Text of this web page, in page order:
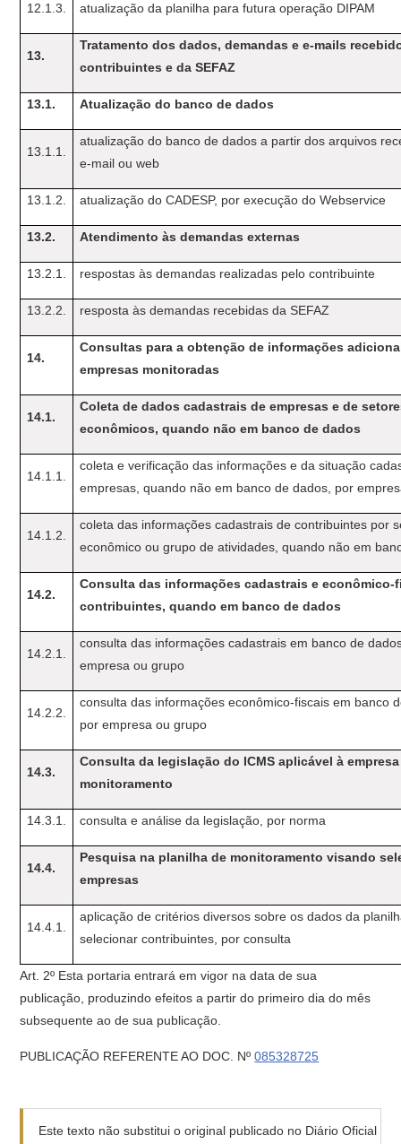
12.1.3. atualização da planilha para futura operação DIPAM
13.
Tratamento dos dados, demandas e e-mails
contribuintes e da SEFAZ
13.1. Atualização do banco de dados
13.1.1.
atualização do banco de dados a partir dos arquivos
e-mail ou web
13.1.2. atualização do CADESP, por execução do Webservice
13.2. Atendimento às demandas externas
13.2.1. respostas às demandas realizadas pelo contribuinte
13.2.2. resposta às demandas recebidas da SEFAZ
14.
Consultas para a obtenção de informações
empresas monitoradas
14.1.
Coleta de dados cadastrais de empresas e de
econômicos, quando não em banco de dados
14.1.1.
coleta e verificação das informações e da situação
empresas, quando não em banco de dados, por
14.1.2.
coleta das informações cadastrais de contribuintes por
econômico ou grupo de atividades, quando não em
14.2.
Consulta das informações cadastrais e econômico-
contribuintes, quando em banco de dados
14.2.1.
consulta das informações cadastrais em banco de
empresa ou grupo
14.2.2.
consulta das informações econômico-fiscais em banco
por empresa ou grupo
14.3.
Consulta da legislação do ICMS aplicável à
monitoramento
14.3.1. consulta e análise da legislação, por norma
14.4.
Pesquisa na planilha de monitoramento visando
empresas
14.4.1.
aplicação de critérios diversos sobre os dados da
selecionar contribuintes, por consulta
Art. 2º Esta portaria entrará em vigor na data de sua
publicação, produzindo efeitos a partir do primeiro dia do mês
subsequente ao de sua publicação.
PUBLICAÇÃO REFERENTE AO DOC. Nº085328725
Este texto não substitui o original publicado no Diário Oficial